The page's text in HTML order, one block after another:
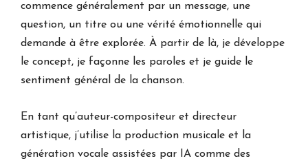
commence généralement par un message, une
question, un titre ou une vérité émotionnelle qui
demande à être explorée. À partir de là, je développe
le concept, je façonne les paroles et je guide le
sentiment général de la chanson.
En tant qu’auteur-compositeur et directeur
artistique, j’utilise la production musicale et la
génération vocale assistées par IA comme des